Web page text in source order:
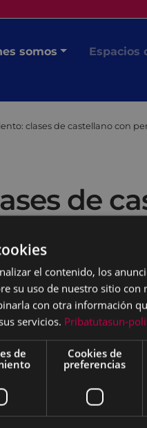
somos Espacios
clases de castellano con
de
el contenido, los
su uso de nuestro sitio con
con otra información
servicios. Pribatutasun-
de
Cookies de
preferencias